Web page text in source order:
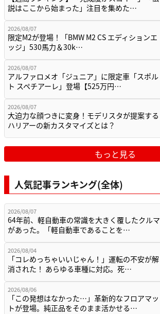
説はここから始まった」注目を集めた…
2026/08/07
限定M2が登場！「BMW M2 CS エディションエ
ッジ」530馬力＆30k…
2026/08/07
アルファロメオ「ジュニア」に限定車「スポル
ト スペチアーレ」登場【525万円…
2026/08/07
大迫力な顔つきに変身！モデリスタが提案する
ハリアーの新カスタマイズとは？
もっと見る
人気記事ランキング(全体)
2026/08/07
64年前、軽自動車の常識を大きく覆したクルマ
があった。「軽自動車であることを…
2026/08/04
「コレめっちゃいいじゃん！」運転の不安が解
消された！ あらゆる車種に対応。死…
2026/08/06
「この発想はなかった…」革新的なフロアマッ
トが登場。純正品をそのまま活かせる…